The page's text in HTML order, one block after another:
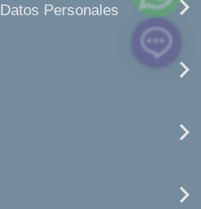
Personales